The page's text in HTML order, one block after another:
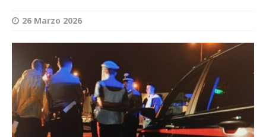
26 Marzo 2026